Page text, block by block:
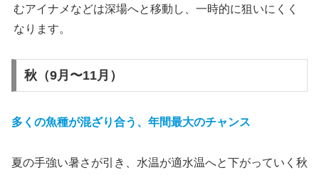
むアイナメなどは深場へと移動し、一時的に狙いにくく
なります。
秋（9月〜11月）
多くの魚種が混ざり合う、年間最大のチャンス
夏の手強い暑さが引き、水温が適水温へと下がっていく秋